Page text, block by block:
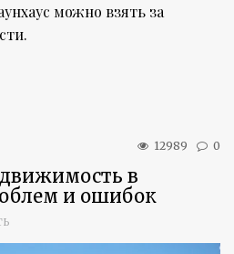
можно взять за
12989 0
в
и ошибок